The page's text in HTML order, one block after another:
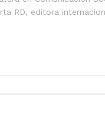
RD, editora